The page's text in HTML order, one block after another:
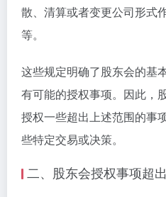
散、清算或者变更公司形式
等。
这些规定明确了股东会的基
有可能的授权事项。因此，
授权一些超出上述范围的事
些特定交易或决策。
二、股东会授权事项超